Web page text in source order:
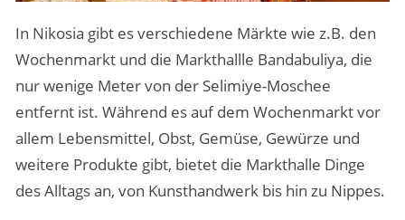
In Nikosia gibt es verschiedene Märkte wie z.B. den
Wochenmarkt und die Markthallle Bandabuliya, die
nur wenige Meter von der Selimiye-Moschee
entfernt ist. Während es auf dem Wochenmarkt vor
allem Lebensmittel, Obst, Gemüse, Gewürze und
weitere Produkte gibt, bietet die Markthalle Dinge
des Alltags an, von Kunsthandwerk bis hin zu Nippes.